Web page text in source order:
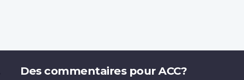
Des commentaires pour ACC?